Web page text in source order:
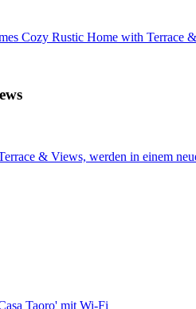
Cozy Rustic Home with Terrace
& Views, werden in einem
Taoro' mit Wi-Fi